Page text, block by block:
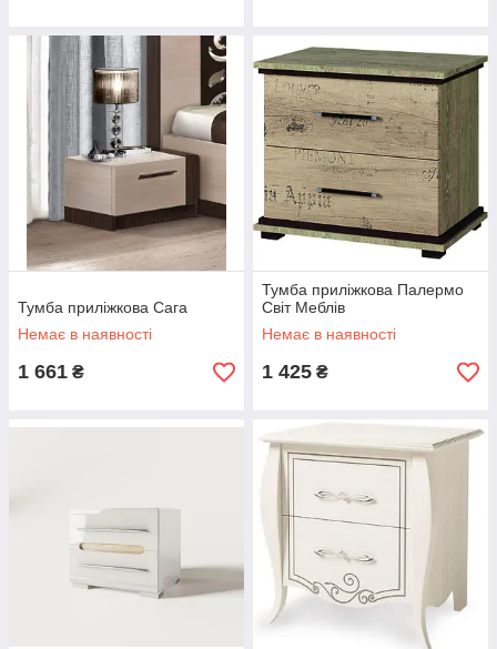
Тумба приліжкова Сага
Немає в наявності
1 661 ₴
Тумба приліжкова Палермо
Світ Меблів
Немає в наявності
1 425 ₴